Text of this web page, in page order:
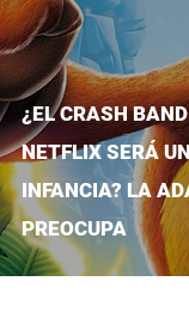
¿EL CRASH
NETFLIX SERÁ
INFANCIA? LA
PREOCUPA